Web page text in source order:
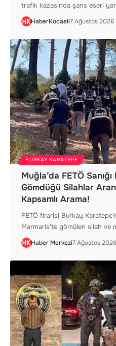
trafik kazasında şans eseri
HaberKocaeli7 Ağustos 2026
BURKAY KARATEPE
Muğla’da FETÖ
Gömdüğü Silahlar
Kapsamlı Arama!
FETÖ firarisi Burkay
Marmaris'te gömülen silah ve
Haber Merkezi7 Ağustos 2026